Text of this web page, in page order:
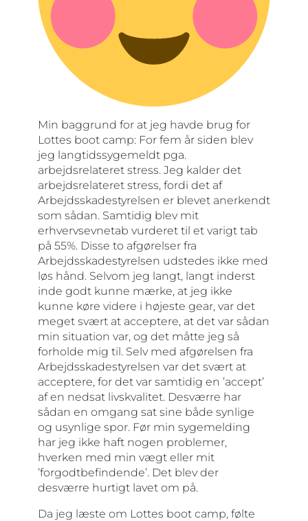
Min baggrund for at jeg havde brug for
Lottes boot camp: For fem år siden blev
jeg langtidssygemeldt pga.
arbejdsrelateret stress. Jeg kalder det
arbejdsrelateret stress, fordi det af
Arbejdsskadestyrelsen er blevet anerkendt
som sådan. Samtidig blev mit
erhvervsevnetab vurderet til et varigt tab
på 55%. Disse to afgørelser fra
Arbejdsskadestyrelsen udstedes ikke med
løs hånd. Selvom jeg langt, langt inderst
inde godt kunne mærke, at jeg ikke
kunne køre videre i højeste gear, var det
meget svært at acceptere, at det var sådan
min situation var, og det måtte jeg så
forholde mig til. Selv med afgørelsen fra
Arbejdsskadestyrelsen var det svært at
acceptere, for det var samtidig en ’accept’
af en nedsat livskvalitet. Desværre har
sådan en omgang sat sine både synlige
og usynlige spor. Før min sygemelding
har jeg ikke haft nogen problemer,
hverken med min vægt eller mit
’forgodtbefindende’. Det blev der
desværre hurtigt lavet om på.
Da jeg læste om Lottes boot camp, følte